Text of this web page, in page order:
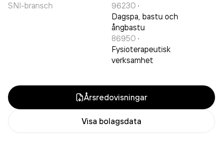
SNI-bransch 96230 ·
Dagspa, bastu och
ångbastu
86950 ·
Fysioterapeutisk
verksamhet
Årsredovisningar
Visa bolagsdata